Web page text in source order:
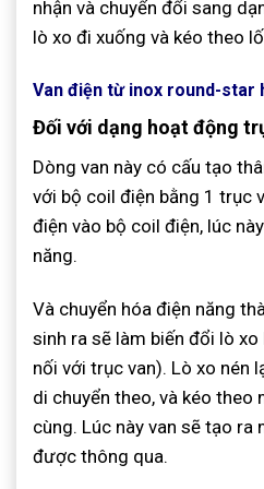
nhận và chuyển đổi sang
lò xo đi xuống và kéo theo
Van điện từ inox round-star
Đối với dạng hoạt động
Dòng van này có cấu tạo
với bộ coil điện bằng 1 trục
điện vào bộ coil điện, lúc
năng.
Và chuyển hóa điện năng
sinh ra sẽ làm biến đổi lò
nối với trục van). Lò xo nén
di chuyển theo, và kéo theo
cùng. Lúc này van sẽ tạo
được thông qua.